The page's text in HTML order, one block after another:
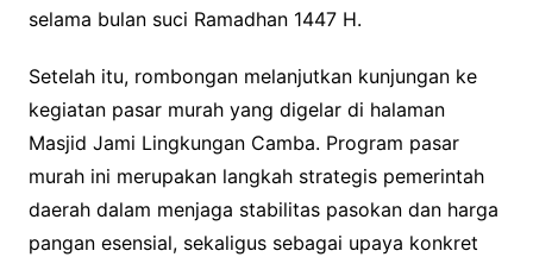
selama bulan suci Ramadhan 1447 H.
Setelah itu, rombongan melanjutkan kunjungan ke
kegiatan pasar murah yang digelar di halaman
Masjid Jami Lingkungan Camba. Program pasar
murah ini merupakan langkah strategis pemerintah
daerah dalam menjaga stabilitas pasokan dan harga
pangan esensial, sekaligus sebagai upaya konkret